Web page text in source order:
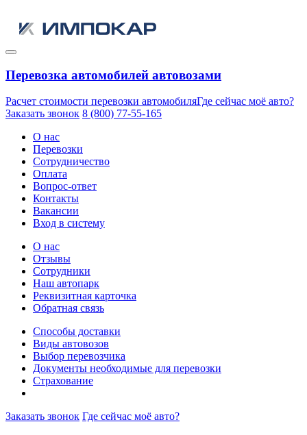
Перевозка автомобилей автовозами
Расчет стоимости перевозки автомобиляГде сейчас моё авто?
Заказать звонок 8 (800) 77-55-165
О нас
Перевозки
Сотрудничество
Оплата
Вопрос-ответ
Контакты
Вакансии
Вход в систему
О нас
Отзывы
Сотрудники
Наш автопарк
Реквизитная карточка
Обратная связь
Способы доставки
Виды автовозов
Выбор перевозчика
Документы необходимые для перевозки
Страхование
Заказать звонок Где сейчас моё авто?